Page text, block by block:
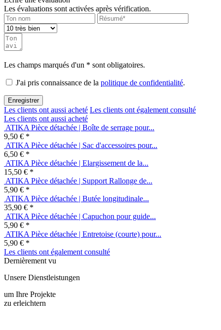
Les champs marqués d'un * sont obligatoires.
J'ai pris connaissance de lapolitique de confidentialité
Enregistrer
Les clients ont aussi acheté
Les clients ont aussi acheté
ATIKA Pièce détachée | Boîte de serrage pour...
9,50 € *
ATIKA Pièce détachée | Sac d'accessoires pour...
6,50 € *
ATIKA Pièce détachée | Elargissement de la...
15,50 € *
ATIKA Pièce détachée | Support Rallonge de...
5,90 € *
ATIKA Pièce détachée | Butée longitudinale...
35,90 € *
ATIKA Pièce détachée | Capuchon pour guide...
5,90 € *
ATIKA Pièce détachée | Entretoise (courte) pour...
5,90 € *
Les clients ont également consulté
Dernièrement vu
Unsere Dienstleistungen
um Ihre Projekte